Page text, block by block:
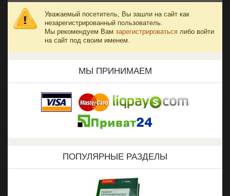
Уважаемый посетитель, Вы зашли на сайт как
незарегистрированный пользователь.
Мы рекомендуем Вам зарегистрироваться либо войти
на сайт под своим именем.
МЫ ПРИНИМАЕМ
ПОПУЛЯРНЫЕ РАЗДЕЛЫ